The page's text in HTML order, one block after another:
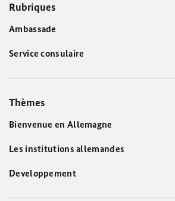
Rubriques
Ambassade
Service consulaire
Thèmes
Bienvenue en Allemagne
Les institutions allemandes
Developpement